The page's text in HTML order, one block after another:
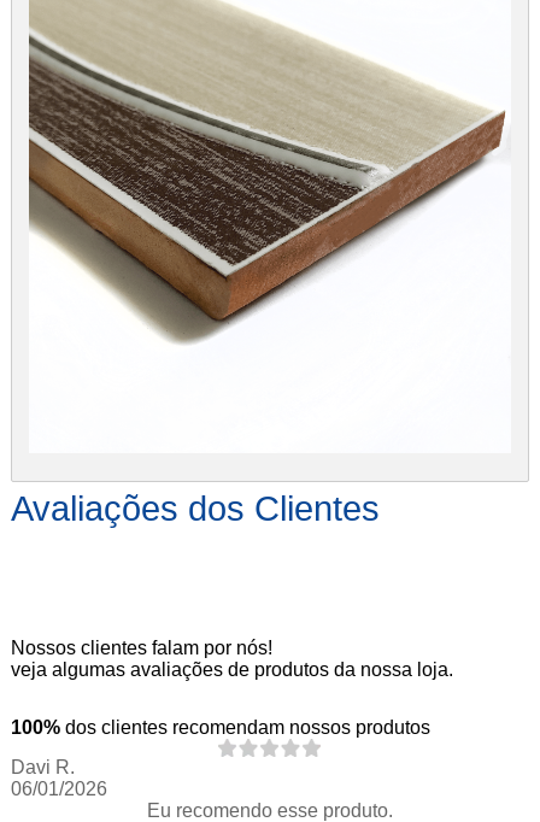
Avaliações dos Clientes
Nossos clientes falam por nós!
veja algumas avaliações de produtos da nossa loja.
100% dos clientes recomendam nossos produtos
Davi R.
06/01/2026
Eu recomendo esse produto.